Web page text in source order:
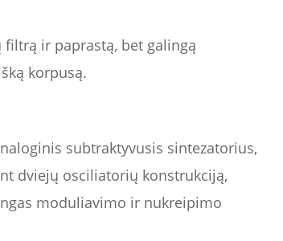
ir paprastą, bet galingą
korpusą.
subtraktyvusis sintezatorius,
dviejų osciliatorių konstrukciją,
moduliavimo ir nukreipimo